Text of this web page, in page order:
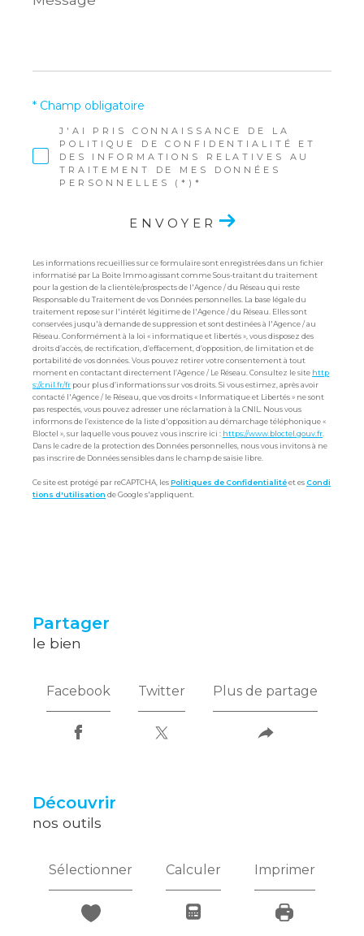
*
J'AI PRIS CONNAISSANCE DE LA
POLITIQUE DE CONFIDENTIALITÉ ET
DES INFORMATIONS RELATIVES AU
TRAITEMENT DE MES DONNÉES
PERSONNELLES (*)*
* Champ obligatoire
ENVOYER
Les informations recueillies sur ce formulaire sont enregistrées dans un fichier
informatisé par La Boite Immo agissant comme Sous-traitant du traitement
pour la gestion de la clientèle/prospects de l'Agence / du Réseau qui reste
Responsable du Traitement de vos Données personnelles. La base légale du
traitement repose sur l'intérêt légitime de l'Agence / du Réseau. Elles sont
conservées jusqu'à demande de suppression et sont destinées à l'Agence / au
Réseau. Conformément à la loi « informatique et libertés », vous disposez des
droits d’accès, de rectification, d’effacement, d’opposition, de limitation et de
portabilité de vos données. Vous pouvez retirer votre consentement à tout
moment en contactant directement l’Agence / Le Réseau. Consultez le site http
s://cnil.fr/fr pour plus d’informations sur vos droits. Si vous estimez, après avoir
contacté l'Agence / le Réseau, que vos droits « Informatique et Libertés » ne sont
pas respectés, vous pouvez adresser une réclamation à la CNIL. Nous vous
informons de l’existence de la liste d'opposition au démarchage téléphonique «
Bloctel », sur laquelle vous pouvez vous inscrire ici : https://www.bloctel.gouv.fr.
Dans le cadre de la protection des Données personnelles, nous vous invitons à ne
pas inscrire de Données sensibles dans le champ de saisie libre.
Ce site est protégé par reCAPTCHA, lesPolitiques de Confidentialitéet es Condi
tions d'utilisation de Google s'appliquent.
partager
le bien
Facebook Twitter Plus de partage
découvrir
nos outils
Sélectionner Calculer Imprimer